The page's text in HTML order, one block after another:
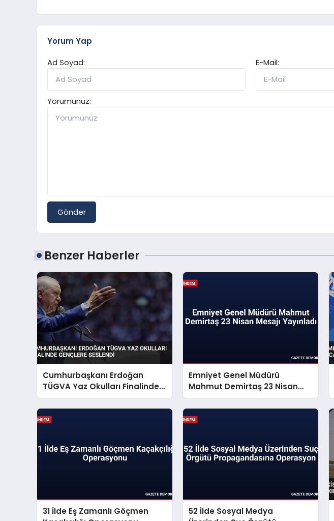
Yorum Yap
Ad Soyad:
E-Mail:
Yorumunuz:
Gönder
Benzer Haberler
Cumhurbaşkanı Erdoğan
TÜGVA Yaz Okulları Finalinde
Gençlere Seslendi
Emniyet Genel Müdürü
Mahmut Demirtaş 23 Nisan
Mesajı Yayınladı
31 İlde Eş Zamanlı Göçmen
52 İlde Sosyal Medya